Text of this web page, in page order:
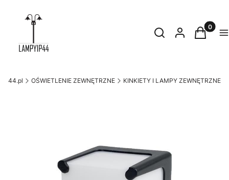
Otwórz
SzukajZaloguj sięKoszyk
OŚWIETLENIE ZEWNĘTRZNE KINKIETY I LAMPY ZEWNĘTRZNE